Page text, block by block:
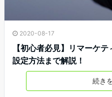
2020-08-17
【初心者必見】リマーケ
設定方法まで解説！
続き